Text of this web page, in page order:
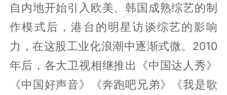
自内地开始引入欧美、韩国成熟综艺的制
作模式后，港台的明星访谈综艺的影响
力，在这股工业化浪潮中逐渐式微。2010
年后，各大卫视相继推出《中国达人秀》
《中国好声音》《奔跑吧兄弟》《我是歌